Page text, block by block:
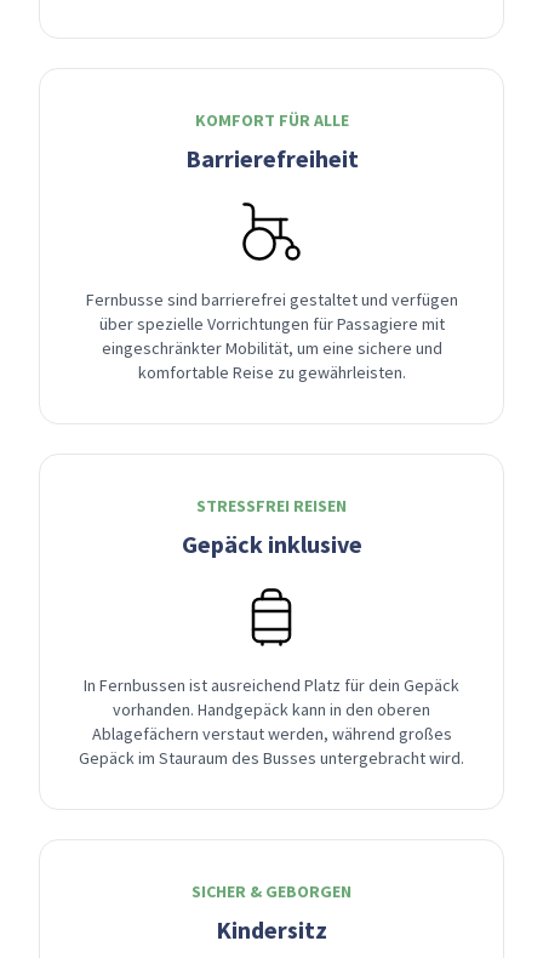
KOMFORT FÜR ALLE
Barrierefreiheit
Fernbusse sind barrierefrei gestaltet und verfügen
über spezielle Vorrichtungen für Passagiere mit
eingeschränkter Mobilität, um eine sichere und
komfortable Reise zu gewährleisten.
STRESSFREI REISEN
Gepäck inklusive
In Fernbussen ist ausreichend Platz für dein Gepäck
vorhanden. Handgepäck kann in den oberen
Ablagefächern verstaut werden, während großes
Gepäck im Stauraum des Busses untergebracht wird.
SICHER & GEBORGEN
Kindersitz